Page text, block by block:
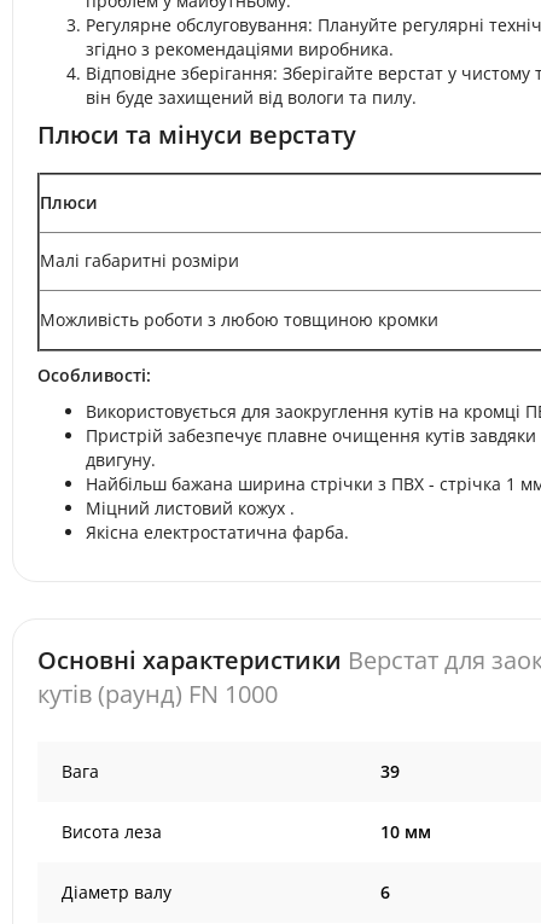
Регулярне обслуговування: Плануйте регулярні
згідно з рекомендаціями виробника.
Відповідне зберігання: Зберігайте верстат у чистому
він буде захищений від вологи та пилу.
Плюси та мінуси верстату
Плюси
Малі габаритні розміри
Можливість роботи з любою товщиною кромки
Особливості:
Використовується для заокруглення кутів на кромці
Пристрій забезпечує плавне очищення кутів
двигуну.
Найбільш бажана ширина стрічки з ПВХ - стрічка 1
Міцний листовий кожух .
Якісна електростатична фарба.
Основні характеристики Верстат для
кутів (раунд) FN 1000
Вага 39
Висота леза 10 мм
Діаметр валу 6